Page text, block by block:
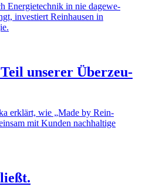
Ener­gie­technik in nie dage­we­
inves­tiert Rein­hausen in
unserer Über­zeu­
erklärt, wie „Made by Rein­
mit Kunden nach­hal­tige